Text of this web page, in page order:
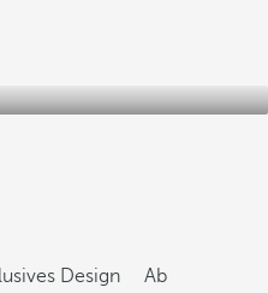
Design
Ab